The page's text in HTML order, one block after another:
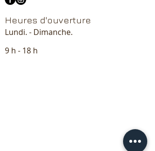
Heures d'ouverture
Lundi. - Dimanche.
9 h - 18 h